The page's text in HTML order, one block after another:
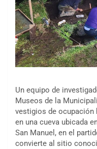
Un equipo de
Museos de la
vestigios de ocupación
en una cueva ubicada
San Manuel, en el
convierte al sitio